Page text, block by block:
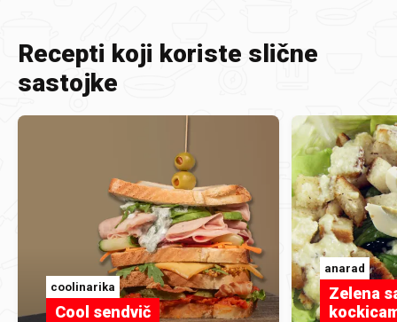
Recepti koji koriste slične
sastojke
coolinarika
Cool sendvič
anarad
Zelena